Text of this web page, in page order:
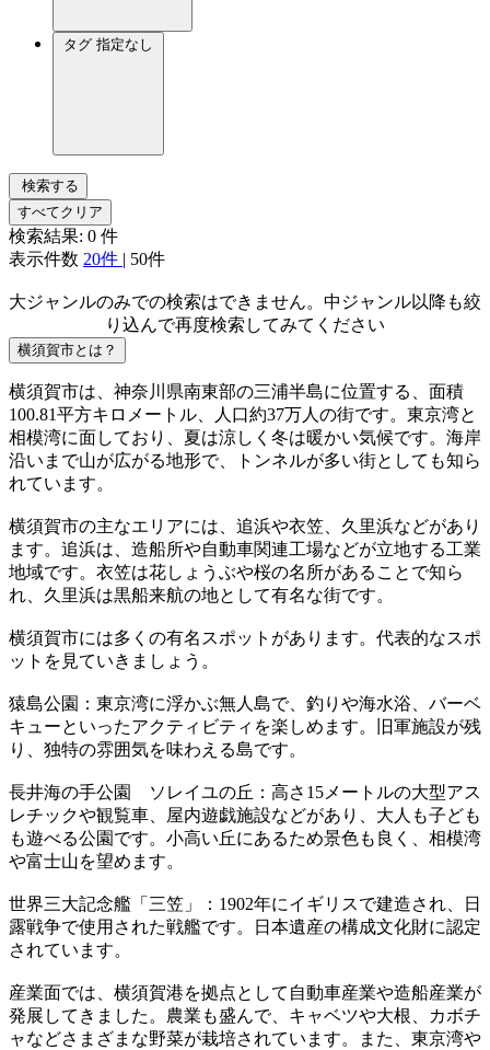
タグ 指定なし
検索する
すべてクリア
検索結果: 0 件
表示件数 20件 | 50件
大ジャンルのみでの検索はできません。中ジャンル以降も絞
り込んで再度検索してみてください
横須賀市とは？
横須賀市は、神奈川県南東部の三浦半島に位置する、面積
100.81平方キロメートル、人口約37万人の街です。東京湾と
相模湾に面しており、夏は涼しく冬は暖かい気候です。海岸
沿いまで山が広がる地形で、トンネルが多い街としても知ら
れています。
横須賀市の主なエリアには、追浜や衣笠、久里浜などがあり
ます。追浜は、造船所や自動車関連工場などが立地する工業
地域です。衣笠は花しょうぶや桜の名所があることで知ら
れ、久里浜は黒船来航の地として有名な街です。
横須賀市には多くの有名スポットがあります。代表的なスポ
ットを見ていきましょう。
猿島公園：東京湾に浮かぶ無人島で、釣りや海水浴、バーベ
キューといったアクティビティを楽しめます。旧軍施設が残
り、独特の雰囲気を味わえる島です。
長井海の手公園 ソレイユの丘：高さ15メートルの大型アス
レチックや観覧車、屋内遊戯施設などがあり、大人も子ども
も遊べる公園です。小高い丘にあるため景色も良く、相模湾
や富士山を望めます。
世界三大記念艦「三笠」：1902年にイギリスで建造され、日
露戦争で使用された戦艦です。日本遺産の構成文化財に認定
されています。
産業面では、横須賀港を拠点として自動車産業や造船産業が
発展してきました。農業も盛んで、キャベツや大根、カボチ
ャなどさまざまな野菜が栽培されています。また、東京湾や